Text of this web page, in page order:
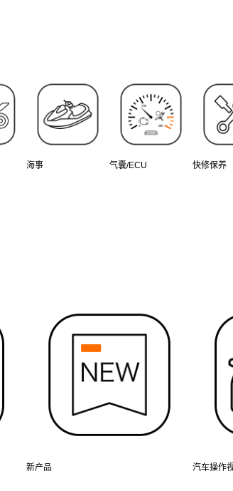
海事 气囊/ECU 快修保养
新产品 汽车操作